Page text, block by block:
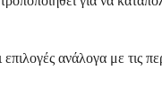
ανάλογα με τις